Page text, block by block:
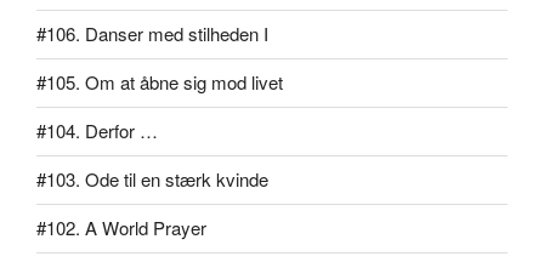
#106. Danser med stilheden I
#105. Om at åbne sig mod livet
#104. Derfor …
#103. Ode til en stærk kvinde
#102. A World Prayer